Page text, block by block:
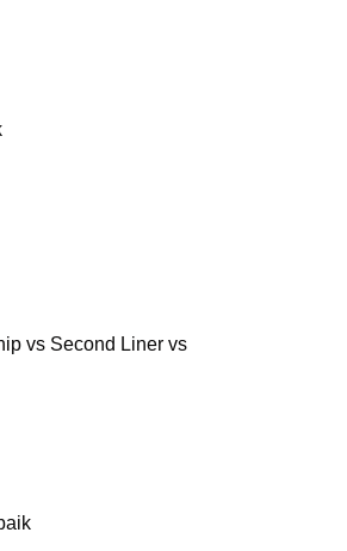
vs Second Liner vs